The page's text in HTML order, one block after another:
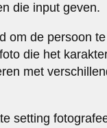
die input geven.
om de persoon
die het
met
setting